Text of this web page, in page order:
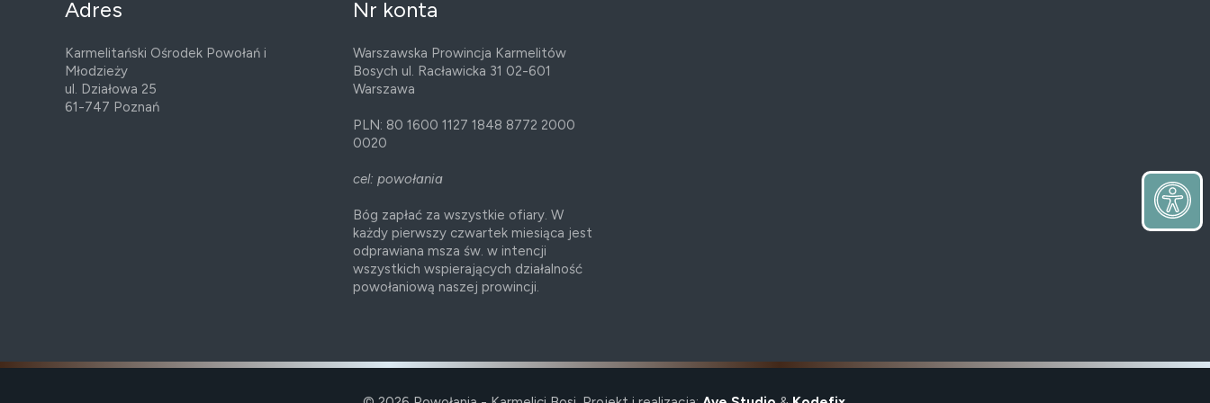
Adres
Karmelitański Ośrodek Powołań i
Młodzieży
ul. Działowa 25
61-747 Poznań
Nr konta
Warszawska Prowincja Karmelitów
Bosych ul. Racławicka 31 02-601
Warszawa
PLN: 80 1600 1127 1848 8772 2000
0020
cel: powołania
Bóg zapłać za wszystkie ofiary. W
każdy pierwszy czwartek miesiąca jest
odprawiana msza św. w intencji
wszystkich wspierających działalność
powołaniową naszej prowincji.